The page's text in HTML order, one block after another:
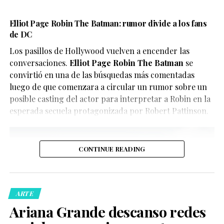
El reparto reúne a figuras como Penélope Cruz,
Glenn Close .
En este caso, el objetivo del video parece ser
únicamente divertir a los seguidores de X-Men, quienes
han convertido el clip en uno de los contenidos virales
del momento.
acudieron al domicilio tras recibir llamadas de personas
preocupadas por el bienestar del creador de contenido.
Posteriormente, las autoridades confirmaron que la
Elliot Page Robin The Batman: rumor divide a los fans
de DC
Los pasillos de Hollywood vuelven a encender las
conversaciones. Elliot Page Robin The Batmanse
convirtió en una de las búsquedas más comentadas
luego de que comenzara a circular un rumor sobre un
posible casting del actor para interpretar a Robin en la
esperada secuela protagonizada por Robert Pattinson.
CONTINUE READING
ARTE
Ariana Grande descanso redes